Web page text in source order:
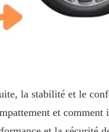
la stabilité et le
et